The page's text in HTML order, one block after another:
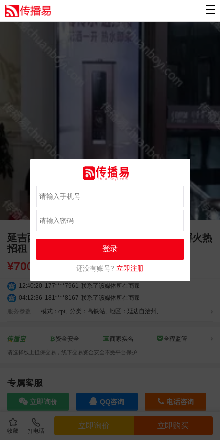
收藏 打电话
立即询价 立即购买
延吉西站候车厅宣传媒介 独立刷屏 LED 屏火热
招租
¥7000.00
12:40:20 177****7961 联系了该媒体所在商家
04:12:36 181****8167 联系了该媒体所在商家
04:16:44 181****0078
联系了该媒体所在商家
10:08:47
155****5272
联系了该媒体所在商家
02:32:27 176****3456 联系了该媒体所在商家
11:44:28
08:36:41 191****0991 联系了该媒体所在商家
05:24:34 186****8762
联系了该媒体所在商家
166****9198 联系了该媒体所在商家
05:17:23
182****1341 联系了该媒体所在商家
服务参数 模式：cpt, 分类：高铁站, 地区：延边自治州 ,
资金安全 商家实名 全程监管
请选择线上担保交易，线下交易资金安全不受平台保护
专属客服
立即询价 QQ咨询 电话咨询
效果截图
登录
还没有账号? 立即注册